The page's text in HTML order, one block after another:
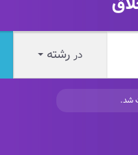
در رشته
شد.